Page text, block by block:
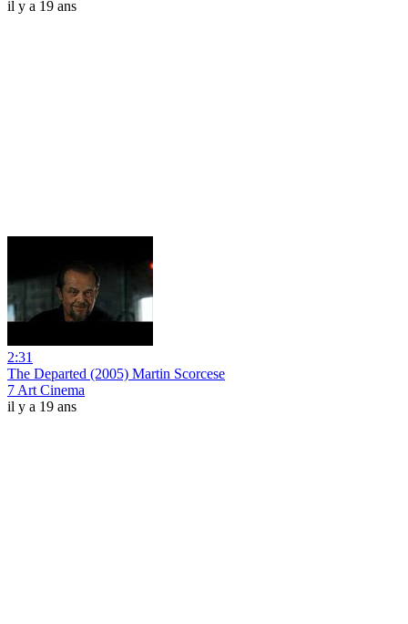
il y a 19 ans
2:31
The Departed (2005) Martin Scorcese
7 Art Cinema
il y a 19 ans